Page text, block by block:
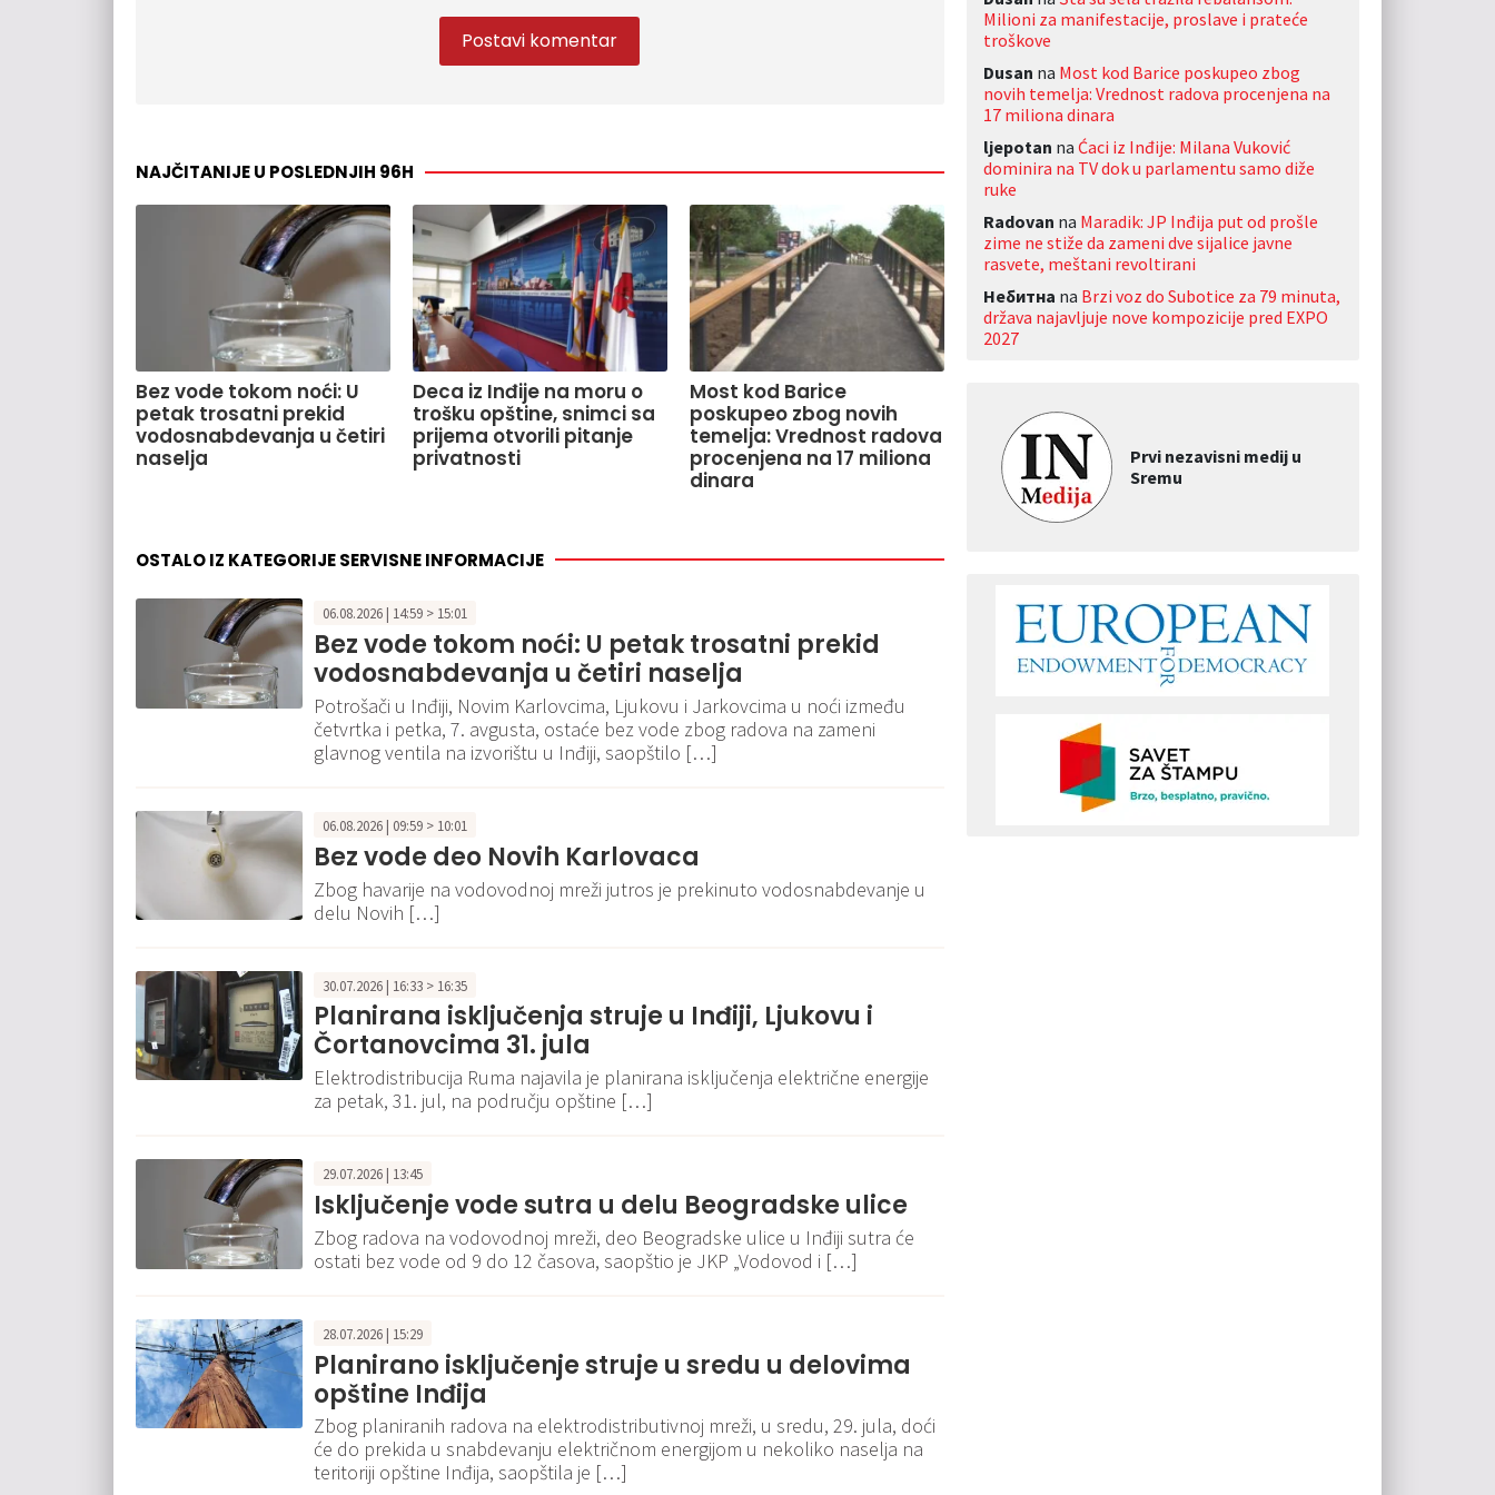
NAJČITANIJE U POSLEDNJIH 96H
Bez vode tokom noći: U
petak trosatni prekid
vodosnabdevanja u četiri
naselja
Deca iz Inđije na moru o
trošku opštine, snimci sa
prijema otvorili pitanje
privatnosti
Most kod Barice
poskupeo zbog novih
temelja: Vrednost radova
procenjena na 17 miliona
dinara
OSTALO IZ KATEGORIJE SERVISNE INFORMACIJE
06.08.2026 | 14:59 > 15:01
Bez vode tokom noći: U petak trosatni prekid
vodosnabdevanja u četiri naselja
Potrošači u Inđiji, Novim Karlovcima, Ljukovu i Jarkovcima u noći između
četvrtka i petka, 7. avgusta, ostaće bez vode zbog radova na zameni
glavnog ventila na izvorištu u Inđiji, saopštilo […]
06.08.2026 | 09:59 > 10:01
Bez vode deo Novih Karlovaca
Zbog havarije na vodovodnoj mreži jutros je prekinuto vodosnabdevanje u
delu Novih […]
30.07.2026 | 16:33 > 16:35
Planirana isključenja struje u Inđiji, Ljukovu i
Čortanovcima 31. jula
Elektrodistribucija Ruma najavila je planirana isključenja električne energije
za petak, 31. jul, na području opštine […]
29.07.2026 | 13:45
Isključenje vode sutra u delu Beogradske ulice
Zbog radova na vodovodnoj mreži, deo Beogradske ulice u Inđiji sutra će
ostati bez vode od 9 do 12 časova, saopštio je JKP „Vodovod i […]
28.07.2026 | 15:29
Planirano isključenje struje u sredu u delovima
opštine Inđija
Zbog planiranih radova na elektrodistributivnoj mreži, u sredu, 29. jula, doći
će do prekida u snabdevanju električnom energijom u nekoliko naselja na
teritoriji opštine Inđija, saopštila je […]
Milioni za manifestacije, proslave i prateće
troškove
Dusan na Most kod Barice poskupeo zbog
novih temelja: Vrednost radova procenjena na
17 miliona dinara
ljepotan na Ćaci iz Inđije: Milana Vuković
dominira na TV dok u parlamentu samo diže
ruke
Radovan na Maradik: JP Inđija put od prošle
zime ne stiže da zameni dve sijalice javne
rasvete, meštani revoltirani
Небитна na Brzi voz do Subotice za 79 minuta,
država najavljuje nove kompozicije pred EXPO
2027
Prvi nezavisni medij u
Sremu